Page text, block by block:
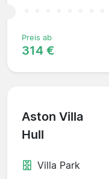
Preis ab
314 €
Aston Villa
Hull
Villa Park